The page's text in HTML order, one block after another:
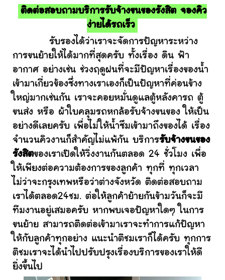
ติดต่อสอบถามบริการรับจ้างขนของรังสิต จองคิว
ง่ายได้รถเร็ว
รับรองได้ว่าเราจะจัดการปัญหาระหว่าง
การขนย้ายให้ได้มากที่สุดครับ ทั้งเรื่อง ดิน ฟ้า
อากาศ อย่างเช่น ช่วงฤดูฝนที่จะมีปัญหาเรื่องของน้ำ
เข้ามาเกี่ยวข้องซึ่งทางเราเองก็เป็นปัญหาที่ค่อนข้าง
ใหญ่มากเช่นกัน เราจะคอยหมั่นดูแลตู้หลังคารถ ตู้
ขนส่ง หรือ ผ้าใบคลุมรถหกล้อรับจ้างขนของ ให้เป็น
อย่างดีเลยครับ เพื่อไม่ให้น้ำซึมเข้ามาถึงของได้ เรื่อง
จำนวนคิวงานก็สำคัญไม่แพ้กัน บริการรับจ้างขนของ
รังสิตของเราเปิดให้วิ่งงานกันตลอด 24 ชั่วโมง เพื่อ
ให้เพียงต่อความต้องการของลูกค้า ทุกที่ ทุกเวลา
ไม่ว่าจะกรุงเทพหรือว่าต่างจังหวัด ติดต่อสอบถาม
เราได้ตลอด24ชม. ต่อให้ลูกค้าย้ายกันข้ามวันก็จะมี
ทีมงานอยู่เสมอครับ หากพบเจอปัญหาใดๆ ในการ
ขนย้าย สามารถติดต่อเข้ามาเราจะทำการแก้ปัญหา
ให้กับลูกค้าทุกอย่าง แนะนำติชมเราก็ได้ครับ ทุกการ
ติชมเราจะได้นำไปปรับปรุงเรื่องบริการของเราให้ดี
ยิ่งขึ้นไป